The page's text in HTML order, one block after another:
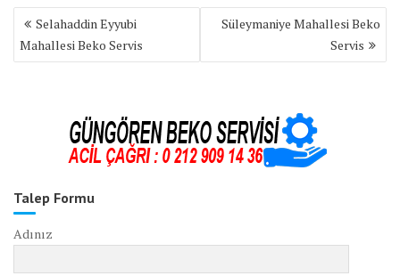
Yazı
gezinmesi
Selahaddin Eyyubi
Mahallesi Beko Servis
Süleymaniye Mahallesi Beko
Servis
Talep Formu
Adınız